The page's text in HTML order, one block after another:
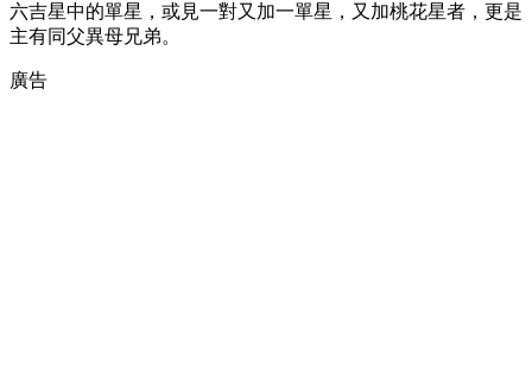
六吉星中的單星，或見一對又加一單星，又加桃花星者，更是
主有同父異母兄弟。
廣告